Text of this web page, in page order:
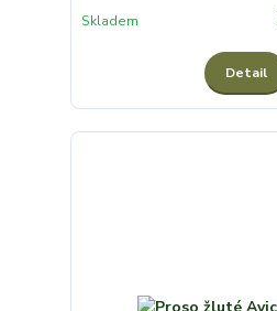
Skladem
Detail